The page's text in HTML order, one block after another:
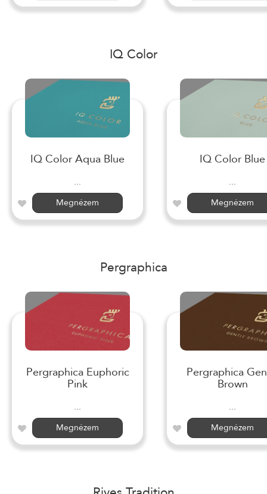
IQ Color
IQ Color Aqua Blue
...
Megnézem
IQ Color Blue
...
Megnézem
Pergraphica
Pergraphica Euphoric
Pink
...
Megnézem
Pergraphica
Brown
...
Megnézem